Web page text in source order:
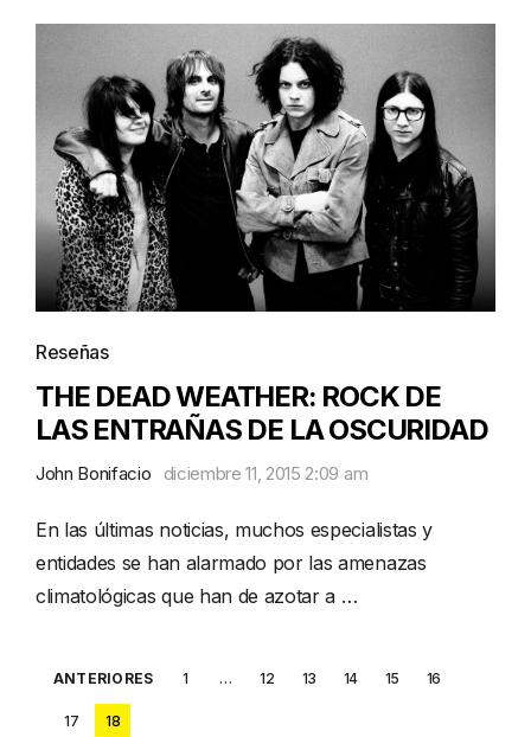
Reseñas
THE DEAD WEATHER: ROCK DE
LAS ENTRAÑAS DE LA OSCURIDAD
John Bonifacio diciembre 11, 2015 2:09 am
En las últimas noticias, muchos especialistas y
entidades se han alarmado por las amenazas
climatológicas que han de azotar a …
Posts
pagination
ANTERIORES 1 … 12 13 14 15 16
17 18